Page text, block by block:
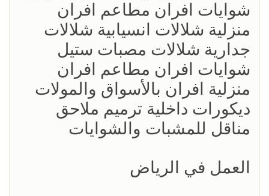
شوايات افران مطاعم افران
منزلية شلالات انسيابية شلالات
جدارية شلالات مصبات ستيل
شوايات افران مطاعم افران
منزلية افران بالأسواق والمولات
ديكورات داخلية ترميم ملاحق
مناقل للمشبات والشوايات
العمل في الرياض